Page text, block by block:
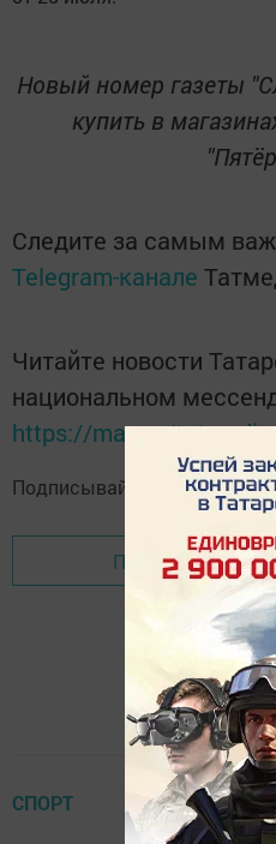
Новый номер газеты
купить в
Следите за самым
Telegram-канале
Читайте новости
национальном
https://max.ru/tatmedia
Подписывайтесь на
Перейти на
СПОРТ